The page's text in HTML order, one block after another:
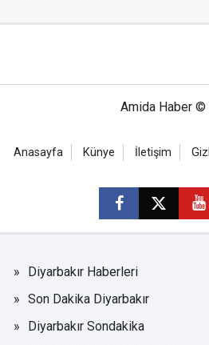
Amida Haber ©
Anasayfa Künye İletişim
Diyarbakır Haberleri
Son Dakika Diyarbakır
Diyarbakır Sondakika